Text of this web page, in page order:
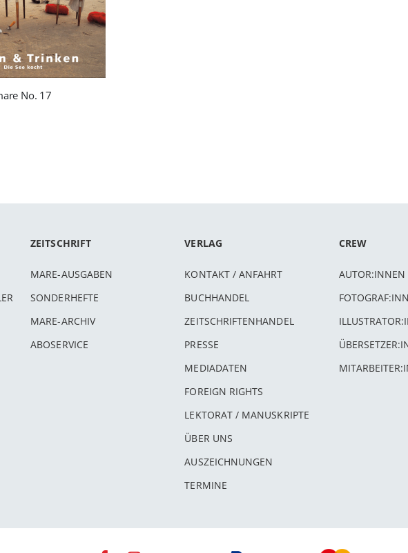
No. 17
ZEITSCHRIFT
MARE-AUSGABEN
SONDERHEFTE
MARE-ARCHIV
ABOSERVICE
VERLAG
KONTAKT / ANFAHRT
BUCHHANDEL
ZEITSCHRIFTENHANDEL
PRESSE
MEDIADATEN
FOREIGN RIGHTS
LEKTORAT / MANUSKRIPTE
ÜBER UNS
AUSZEICHNUNGEN
TERMINE
CREW
AUTOR:INNEN